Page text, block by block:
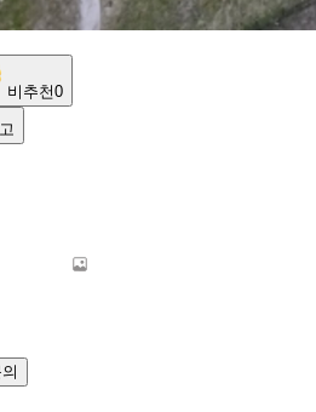
비추천0